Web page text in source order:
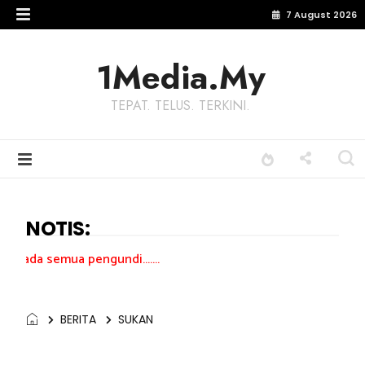
7 August 2026
1Media.My
TEPAT. TELUS. TERKINI.
NOTIS:
BERITA SUKAN